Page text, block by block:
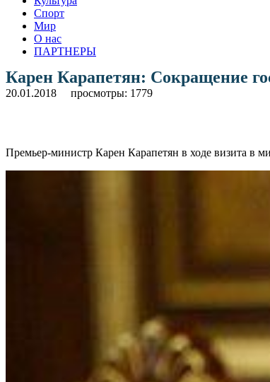
Спорт
Мир
О нас
ПАРТНЕРЫ
Карен Карапетян: Сокращение
20.01.2018 просмотры: 1779
Премьер-министр Карен Карапетян в ходе визита в